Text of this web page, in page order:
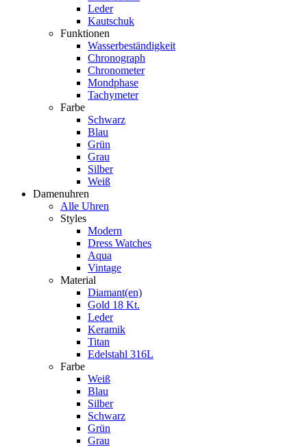
Leder
Kautschuk
Funktionen
Wasserbeständigkeit
Chronograph
Chronometer
Mondphase
Tachymeter
Farbe
Schwarz
Blau
Grün
Grau
Silber
Weiß
Damenuhren
Alle Uhren
Styles
Modern
Dress Watches
Aqua
Vintage
Material
Diamant(en)
Gold 18 Kt.
Leder
Keramik
Titan
Edelstahl 316L
Farbe
Weiß
Blau
Silber
Schwarz
Grün
Grau